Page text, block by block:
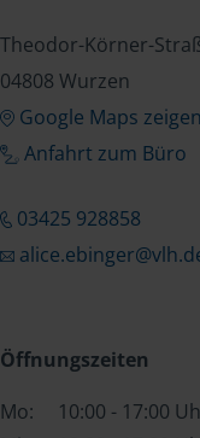
Theodor-Körner-
04808 Wurzen
Google Maps zeigen
Anfahrt zum Büro
03425 928858
Öffnungszeiten
Mo:
10:00 - 17:00